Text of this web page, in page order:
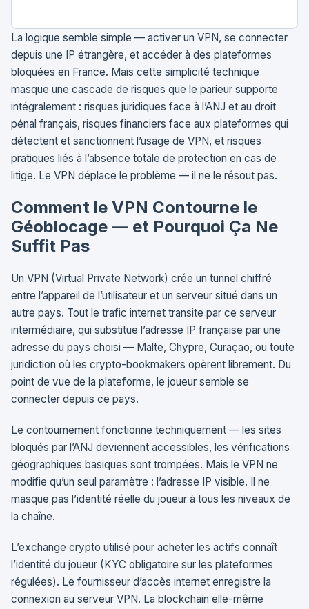
La logique semble simple — activer un VPN, se connecter
depuis une IP étrangère, et accéder à des plateformes
bloquées en France. Mais cette simplicité technique
masque une cascade de risques que le parieur supporte
intégralement : risques juridiques face à l’ANJ et au droit
pénal français, risques financiers face aux plateformes qui
détectent et sanctionnent l’usage de VPN, et risques
pratiques liés à l’absence totale de protection en cas de
litige. Le VPN déplace le problème — il ne le résout pas.
Comment le VPN Contourne le
Géoblocage — et Pourquoi Ça Ne
Suffit Pas
Un VPN (Virtual Private Network) crée un tunnel chiffré
entre l’appareil de l’utilisateur et un serveur situé dans un
autre pays. Tout le trafic internet transite par ce serveur
intermédiaire, qui substitue l’adresse IP française par une
adresse du pays choisi — Malte, Chypre, Curaçao, ou toute
juridiction où les crypto-bookmakers opèrent librement. Du
point de vue de la plateforme, le joueur semble se
connecter depuis ce pays.
Le contournement fonctionne techniquement — les sites
bloqués par l’ANJ deviennent accessibles, les vérifications
géographiques basiques sont trompées. Mais le VPN ne
modifie qu’un seul paramètre : l’adresse IP visible. Il ne
masque pas l’identité réelle du joueur à tous les niveaux de
la chaîne.
L’exchange crypto utilisé pour acheter les actifs connaît
l’identité du joueur (KYC obligatoire sur les plateformes
régulées). Le fournisseur d’accès internet enregistre la
connexion au serveur VPN. La blockchain elle-même